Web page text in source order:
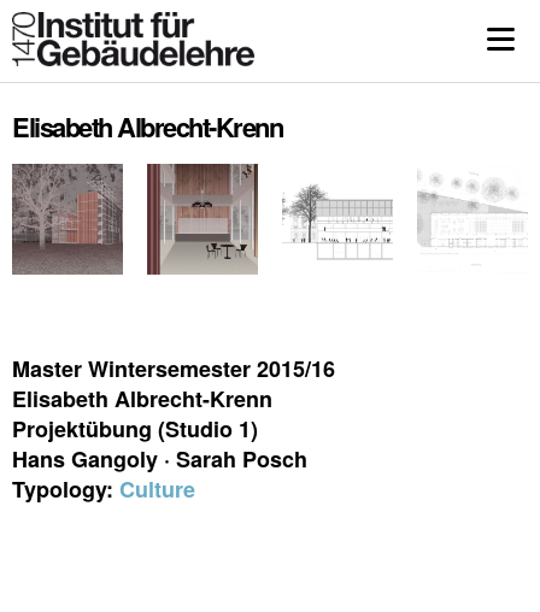
Elisabeth Albrecht-Krenn
Master Wintersemester 2015/16
Elisabeth Albrecht-Krenn
Projektübung (Studio 1)
Hans Gangoly · Sarah Posch
Typology: Culture